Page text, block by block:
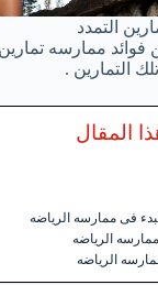
التمدد
ممارسه
التمارين .
المقال
فى ممارسه الرياضه
ممارسه الرياضه
ممارسه الرياضه